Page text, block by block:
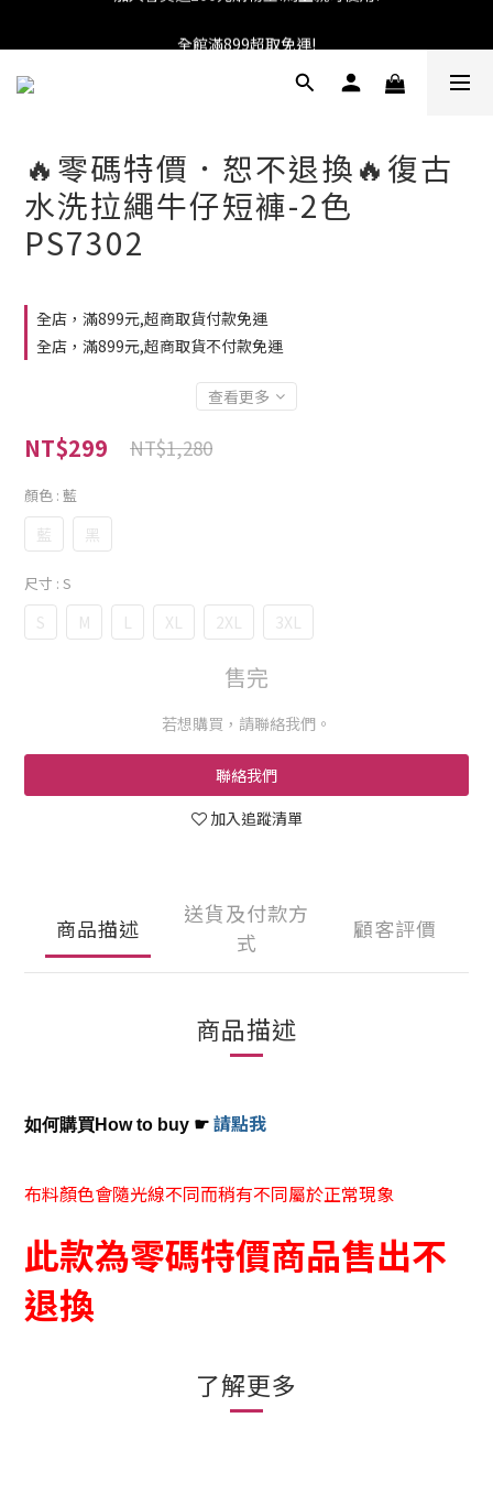
全館滿899超取免運!
★找優惠這邊走~★
🔥零碼特價．恕不退換🔥復古
水洗拉繩牛仔短褲-2色
PS7302
全店，滿899元,超商取貨付款免運
全店，滿899元,超商取貨不付款免運
查看更多
NT$299 NT$1,280
顏色 : 藍
藍 黑
尺寸 : S
S M L XL 2XL 3XL
售完
若想購買，請聯絡我們。
聯絡我們
加入追蹤清單
商品描述
送貨及付款方
式
顧客評價
商品描述
如何購買How to buy ☛ 請點我
布料顏色會隨光線不同而稍有不同屬於正常現象
此款為零碼特價商品售出不
退換
了解更多